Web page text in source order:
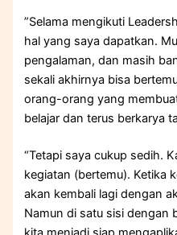
”Selama mengikuti
hal yang saya dapatkan.
pengalaman, dan masih
sekali akhirnya bisa
orang-orang yang
belajar dan terus berkarya
“Tetapi saya cukup sedih.
kegiatan (bertemu). Ketika
akan kembali lagi dengan
Namun di satu sisi dengan